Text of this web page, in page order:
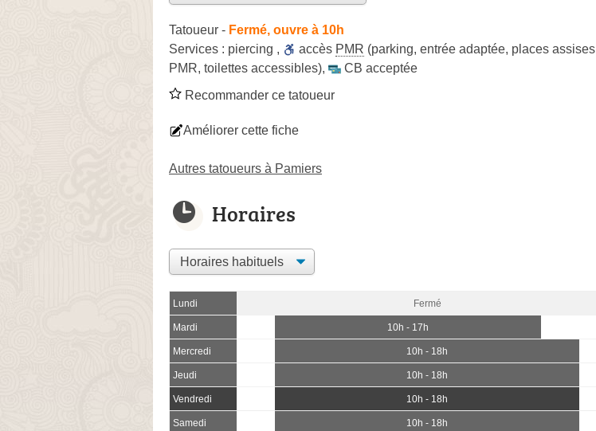
Tatoueur - Fermé, ouvre à 10h
Services : piercing , accès PMR (parking, entrée adaptée, places assises
PMR, toilettes accessibles),
CB acceptée
Recommander ce tatoueur
Améliorer cette fiche
Autres tatoueurs à Pamiers
Horaires
Lundi Fermé
Mardi 10h - 17h
Mercredi 10h - 18h
Jeudi 10h - 18h
Vendredi 10h - 18h
Samedi 10h - 18h